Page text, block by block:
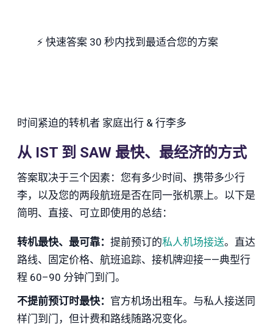
⚡ 快速答案 30 秒内找到最适合您的方案
时间紧迫的转机者 家庭出行 & 行李多
从 IST 到 SAW 最快、最经济的方式
答案取决于三个因素：您有多少时间、携带多少行
李，以及您的两段航班是否在同一张机票上。以下是
简明、直接、可立即使用的总结：
转机最快、最可靠：提前预订的私人机场接送。直达
路线、固定价格、航班追踪、接机牌迎接——典型行
程 60–90 分钟门到门。
不提前预订时最快： 官方机场出租车。与私人接送同
样门到门，但计费和路线随路况变化。